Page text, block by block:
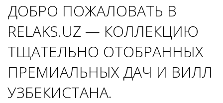
ДОБРО ПОЖАЛОВАТЬ В
RELAKS.UZ — КОЛЛЕКЦИЮ
ТЩАТЕЛЬНО ОТОБРАННЫХ
ПРЕМИАЛЬНЫХ ДАЧ И ВИЛЛ
УЗБЕКИСТАНА.